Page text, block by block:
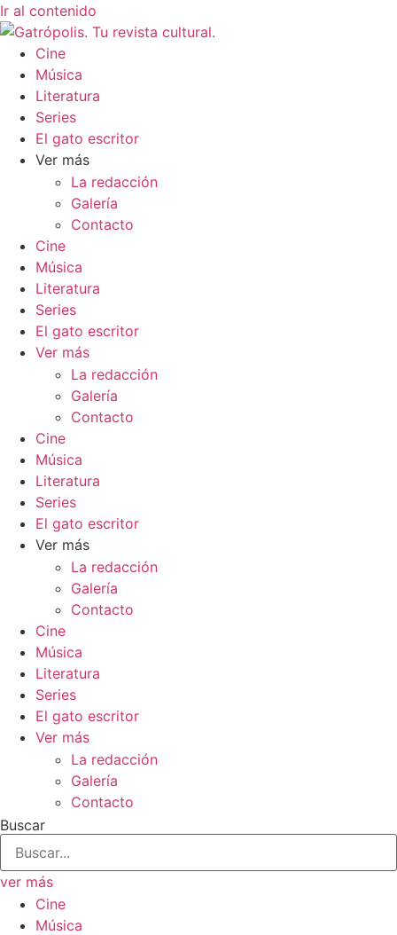
Ir al contenido
Cine
Música
Literatura
Series
El gato escritor
Ver más
La redacción
Galería
Contacto
Cine
Música
Literatura
Series
El gato escritor
Ver más
La redacción
Galería
Contacto
Cine
Música
Literatura
Series
El gato escritor
Ver más
La redacción
Galería
Contacto
Cine
Música
Literatura
Series
El gato escritor
Ver más
La redacción
Galería
Contacto
Buscar
ver más
Cine
Música